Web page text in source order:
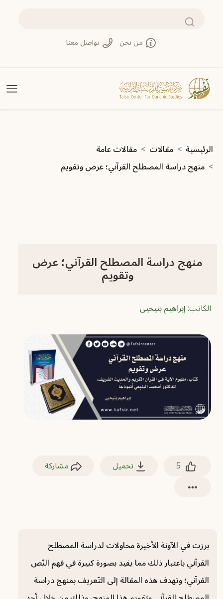
بحث
من نحن تواصل معنا
مسار التنقل
الرئيسية مقالات
مقالات عامة
منهج دراسة المصطلح القرآني؛ عرض وتقويم
منهج دراسة المصطلح القرآني؛ عرض
وتقويم
الكاتب:إبراهيم بنيحيى
5 تحميل مشاركة
برزت في الآونة الأخيرة محاولات لدراسة المصطلح
القرآني باعتبار ذلك مما يفيد بصورة كبيرة في فهم النّص
القرآني؛ وتهدف هذه المقالة إلى التّعريف بمنهج دراسة